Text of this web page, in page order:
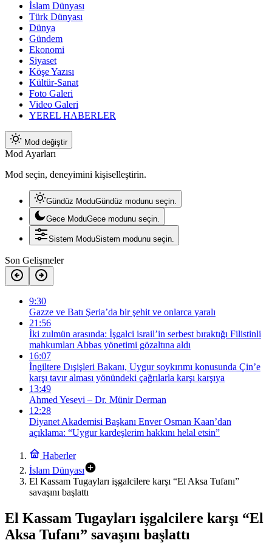
İslam Dünyası
Türk Dünyası
Dünya
Gündem
Ekonomi
Siyaset
Köşe Yazısı
Kültür-Sanat
Foto Galeri
Video Galeri
YEREL HABERLER
Mod değiştir
Mod Ayarları
Mod seçin, deneyimini kişiselleştirin.
Gündüz ModuGündüz modunu seçin.
Gece ModuGece modunu seçin.
Sistem ModuSistem modunu seçin.
Son Gelişmeler
9:30
Gazze ve Batı Şeria’da bir şehit ve onlarca yaralı
21:56
İki zulmün arasında: İşgalci israil’in serbest bıraktığı Filistinli
mahkumları Abbas yönetimi gözaltına aldı
16:07
İngiltere Dışişleri Bakanı, Uygur soykırımı konusunda Çin’e
karşı tavır alması yönündeki çağrılarla karşı karşıya
13:49
Ahmed Yesevi – Dr. Münir Derman
12:28
Diyanet Akademisi Başkanı Enver Osman Kaan’dan
açıklama: “Uygur kardeşlerim hakkını helal etsin”
Haberler
İslam Dünyası
El Kassam Tugayları işgalcilere karşı “El Aksa Tufanı”
savaşını başlattı
El Kassam Tugayları işgalcilere karşı “El
Aksa Tufanı” savaşını başlattı